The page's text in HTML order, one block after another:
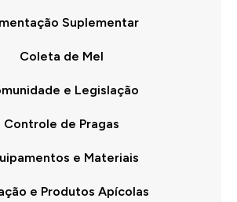
Suplementar
Coleta de Mel
e Legislação
Controle de Pragas
e Materiais
e Produtos Apícolas